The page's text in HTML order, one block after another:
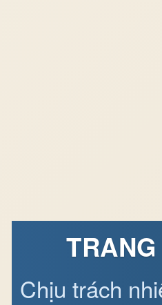
Chịu trách